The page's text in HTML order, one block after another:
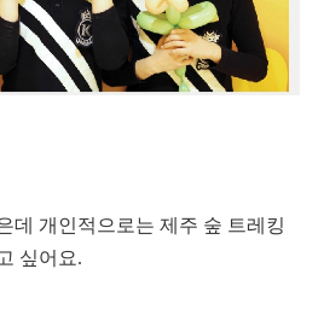
데 개인적으로는 제주 숲 트레킹
싶어요.